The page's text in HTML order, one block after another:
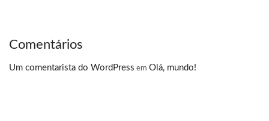
Comentários
Um comentarista do WordPress em Olá, mundo!